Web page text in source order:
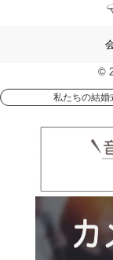
©
私たちの結婚